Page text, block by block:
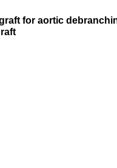
for aortic